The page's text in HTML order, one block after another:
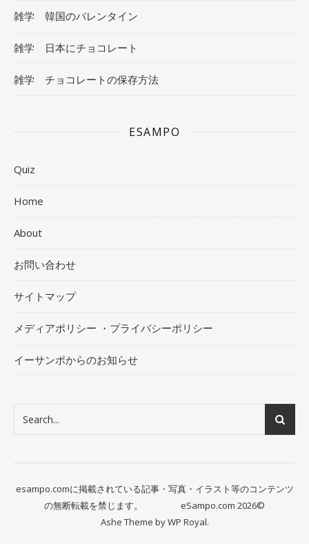
雑学 韓国のバレンタイン
雑学 日本にチョコレート
雑学 チョコレートの保存方法
ESAMPO
Quiz
Home
About
お問い合わせ
サイトマップ
メディアポリシー ・プライバシーポリシー
イーサンポからのお知らせ
esampo.comに掲載されている記事・写真・イラスト等のコンテンツ
の無断転載を禁じます。 eSampo.com 2026©
Ashe Theme byWP Royal.